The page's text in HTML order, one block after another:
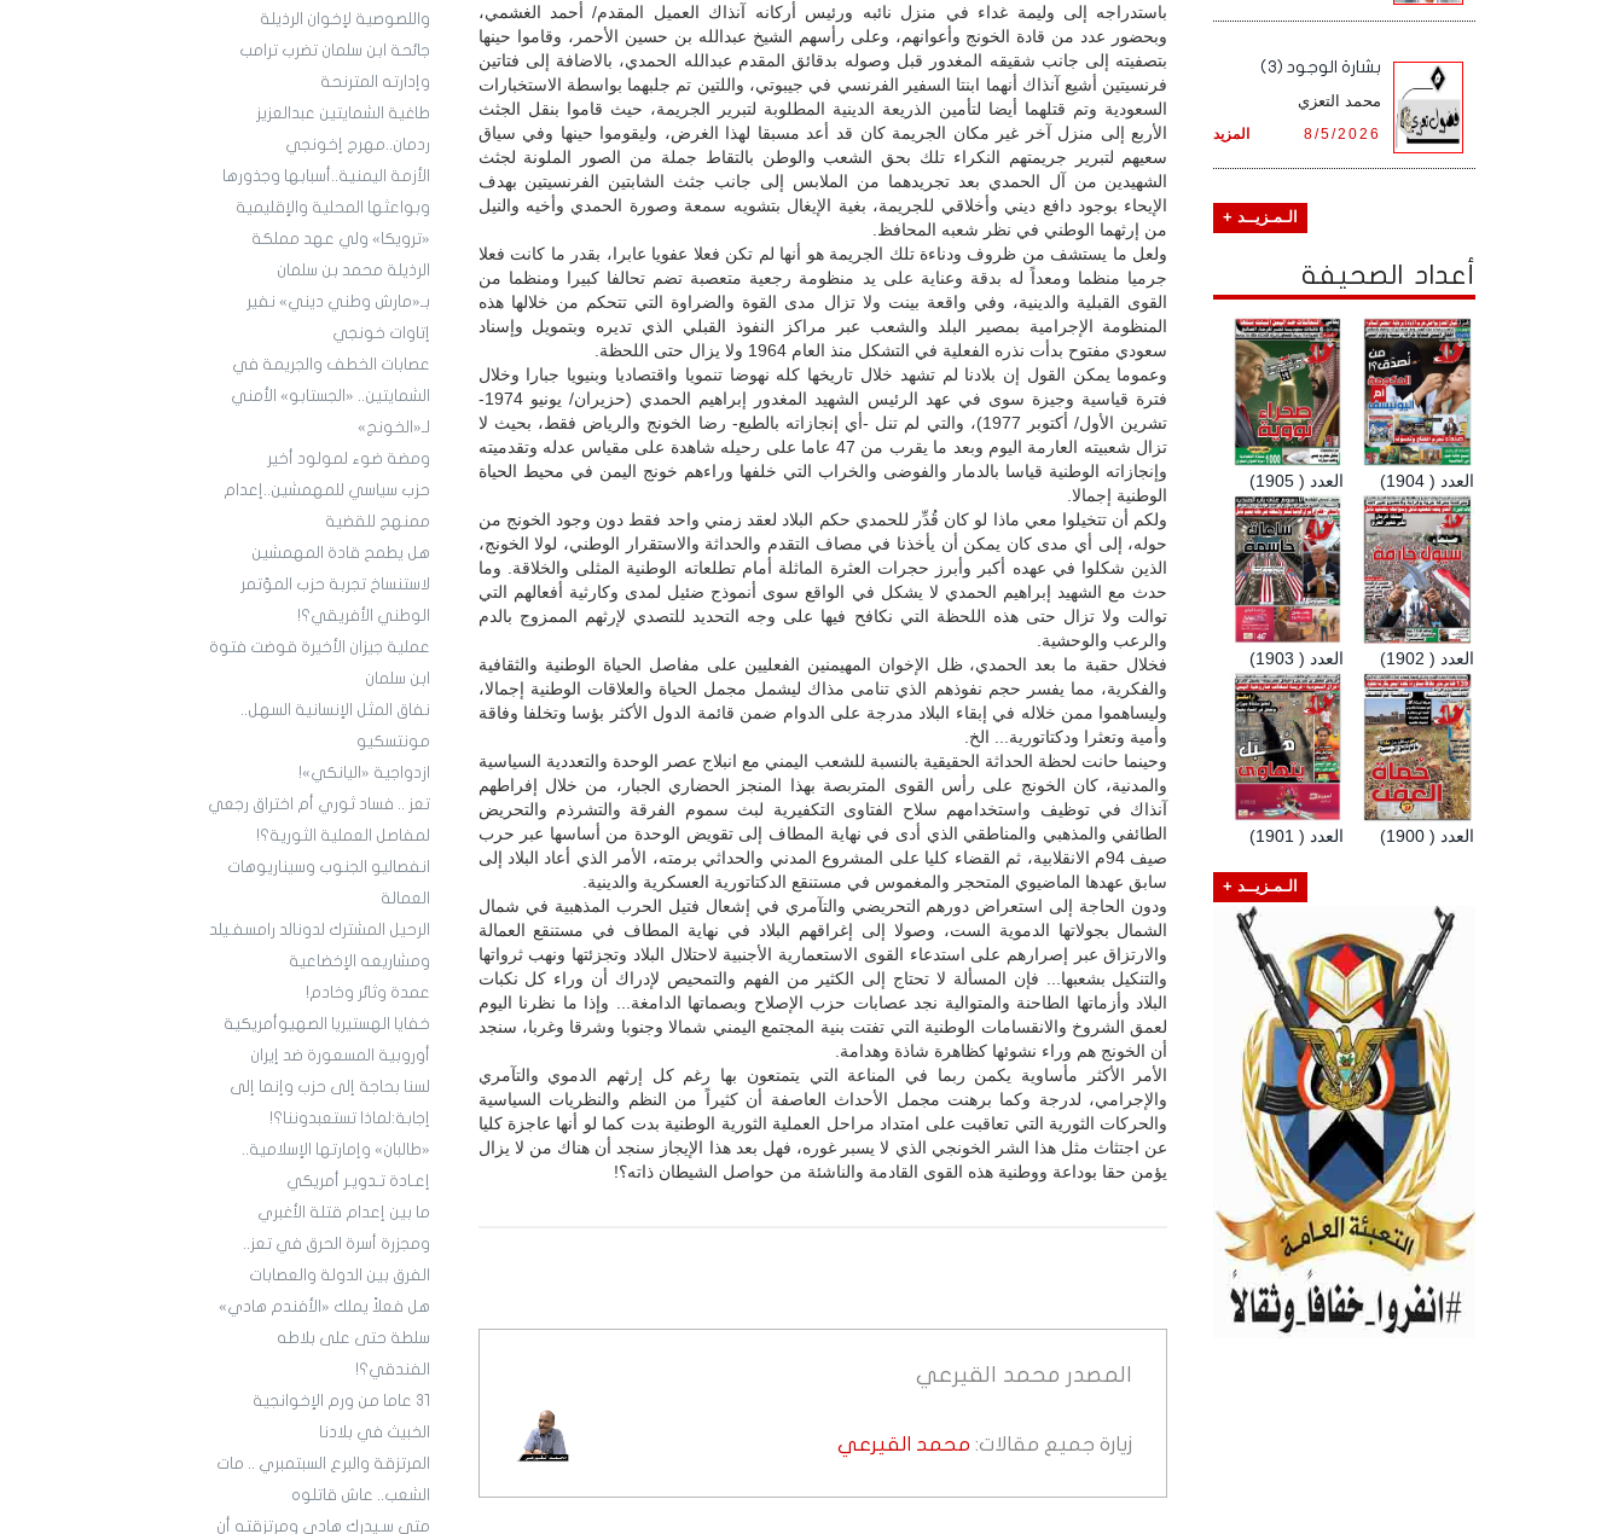
واللصوصية لإخوان الرذيلة
جائحة ابن سلمان تضرب ترامب
وإدارته المترنحة
طاغية الشمايتين عبدالعزيز
ردمان..مهرج إخونجي
الأزمة اليمنية..أسبابها وجذورها
وبواعثها المحلية والإقليمية
«ترويكا» ولي عهد مملكة
الرذيلة محمد بن سلمان
بـ«مارش وطني ديني» نفير
إتاوات خونجي
عصابات الخطف والجريمة في
الشمايتين.. «الجستابو» الأمني
لـ«الخونج»
ومضة ضوء لمولود أخير
حزب سياسي للمهمشين..إعدام
ممنهج للقضية
هل يطمح قادة المهمشين
لاستنساخ تجربة حزب المؤتمر
الوطني الأفريقي؟!
عملية جيزان الأخيرة قوضت فتوة
ابن سلمان
نفاق المثل الإنسانية السهل..
مونتسكيو
ازدواجية «اليانكي»!
تعز .. فساد ثوري أم اختراق رجعي
لمفاصل العملية الثورية؟!
انفصاليو الجنوب وسيناريوهات
العمالة
الرحيل المشترك لدونالد رامسفـيلد
ومشاريعه الإخضاعية
عمدة وثائر وخادم!
خفايا الهستيريا الصهيوأمريكية
أوروبية المسعورة ضد إيران
لسنا بحاجة إلى حزب وإنما إلى
إجابة:لماذا تستعبدوننا؟!
«طالبان» وإمارتها الإسلامية..
إعـادة تـدويـر أمريكي
ما بين إعدام قتلة الأغبري
ومجزرة أسرة الحرق في تعز..
الفرق بين الدولة والعصابات
هل فعلاً يملك «الأفندم هادي»
سلطة حتى على بلاطه
الفندقي؟!
3١ عاما من ورم الإخوانجية
الخبيث في بلادنا
المرتزقة والبرع السبتمبري .. مات
الشعب.. عاش قاتلوه
متى سـيدرك هادي ومرتزقته أن
باستدراجه إلى وليمة غداء في منزل نائبه ورئيس أركانه آنذاك العميل المقدم/ أحمد الغشمي،
وبحضور عدد من قادة الخونج وأعوانهم، وعلى رأسهم الشيخ عبدالله بن حسين الأحمر، وقاموا حينها
بتصفيته إلى جانب شقيقه المغدور قبل وصوله بدقائق المقدم عبدالله الحمدي، بالاضافة إلى فتاتين
فرنسيتين أشيع آنذاك أنهما ابنتا السفير الفرنسي في جيبوتي، واللتين تم جلبهما بواسطة الاستخبارات
السعودية وتم قتلهما أيضا لتأمين الذريعة الدينية المطلوبة لتبرير الجريمة، حيث قاموا بنقل الجثث
الأربع إلى منزل آخر غير مكان الجريمة كان قد أعد مسبقا لهذا الغرض، وليقوموا حينها وفي سياق
سعيهم لتبرير جريمتهم النكراء تلك بحق الشعب والوطن بالتقاط جملة من الصور الملونة لجثث
الشهيدين من آل الحمدي بعد تجريدهما من الملابس إلى جانب جثث الشابتين الفرنسيتين بهدف
الإيحاء بوجود دافع ديني وأخلاقي للجريمة، بغية الإيغال بتشويه سمعة وصورة الحمدي وأخيه والنيل
من إرثهما الوطني في نظر شعبه المحافظ.
ولعل ما يستشف من ظروف ودناءة تلك الجريمة هو أنها لم تكن فعلا عفويا عابرا، بقدر ما كانت فعلا
جرميا منظما ومعداً له بدقة وعناية على يد منظومة رجعية متعصبة تضم تحالفا كبيرا ومنظما من
القوى القبلية والدينية، وفي واقعة بينت ولا تزال مدى القوة والضراوة التي تتحكم من خلالها هذه
المنظومة الإجرامية بمصير البلد والشعب عبر مراكز النفوذ القبلي الذي تديره وبتمويل وإسناد
سعودي مفتوح بدأت نذره الفعلية في التشكل منذ العام 1964 ولا يزال حتى اللحظة.
وعموما يمكن القول إن بلادنا لم تشهد خلال تاريخها كله نهوضا تنمويا واقتصاديا وبنيويا جبارا وخلال
فترة قياسية وجيزة سوى في عهد الرئيس الشهيد المغدور إبراهيم الحمدي (حزيران/ يونيو 1974-
تشرين الأول/ أكتوبر 1977)، والتي لم تنل -أي إنجازاته بالطبع- رضا الخونج والرياض فقط، بحيث لا
تزال شعبيته العارمة اليوم وبعد ما يقرب من 47 عاما على رحيله شاهدة على مقياس عدله وتقدميته
وإنجازاته الوطنية قياسا بالدمار والفوضى والخراب التي خلفها وراءهم خونج اليمن في محيط الحياة
الوطنية إجمالا.
ولكم أن تتخيلوا معي ماذا لو كان قُدِّر للحمدي حكم البلاد لعقد زمني واحد فقط دون وجود الخونج من
حوله، إلى أي مدى كان يمكن أن يأخذنا في مصاف التقدم والحداثة والاستقرار الوطني، لولا الخونج،
الذين شكلوا في عهده أكبر وأبرز حجرات العثرة الماثلة أمام تطلعاته الوطنية المثلى والخلاقة. وما
حدث مع الشهيد إبراهيم الحمدي لا يشكل في الواقع سوى أنموذج ضئيل لمدى وكارثية أفعالهم التي
توالت ولا تزال حتى هذه اللحظة التي نكافح فيها على وجه التحديد للتصدي لإرثهم الممزوج بالدم
والرعب والوحشية.
فخلال حقبة ما بعد الحمدي، ظل الإخوان المهيمنين الفعليين على مفاصل الحياة الوطنية والثقافية
والفكرية، مما يفسر حجم نفوذهم الذي تنامى مذاك ليشمل مجمل الحياة والعلاقات الوطنية إجمالا،
وليساهموا ممن خلاله في إبقاء البلاد مدرجة على الدوام ضمن قائمة الدول الأكثر بؤسا وتخلفا وفاقة
وأمية وتعثرا ودكتاتورية... الخ.
وحينما حانت لحظة الحداثة الحقيقية بالنسبة للشعب اليمني مع انبلاج عصر الوحدة والتعددية السياسية
والمدنية، كان الخونج على رأس القوى المتربصة بهذا المنجز الحضاري الجبار، من خلال إفراطهم
آنذاك في توظيف واستخدامهم سلاح الفتاوى التكفيرية لبث سموم الفرقة والتشرذم والتحريض
الطائفي والمذهبي والمناطقي الذي أدى في نهاية المطاف إلى تقويض الوحدة من أساسها عبر حرب
صيف 94م الانقلابية، ثم القضاء كليا على المشروع المدني والحداثي برمته، الأمر الذي أعاد البلاد إلى
سابق عهدها الماضيوي المتحجر والمغموس في مستنقع الدكتاتورية العسكرية والدينية.
ودون الحاجة إلى استعراض دورهم التحريضي والتآمري في إشعال فتيل الحرب المذهبية في شمال
الشمال بجولاتها الدموية الست، وصولا إلى إغراقهم البلاد في نهاية المطاف في مستنقع العمالة
والارتزاق عبر إصرارهم على استدعاء القوى الاستعمارية الأجنبية لاحتلال البلاد وتجزئتها ونهب ثرواتها
والتنكيل بشعبها... فإن المسألة لا تحتاج إلى الكثير من الفهم والتمحيص لإدراك أن وراء كل نكبات
البلاد وأزماتها الطاحنة والمتوالية نجد عصابات حزب الإصلاح وبصماتها الدامغة... وإذا ما نظرنا اليوم
لعمق الشروخ والانقسامات الوطنية التي تفتت بنية المجتمع اليمني شمالا وجنوبا وشرقا وغربا، سنجد
أن الخونج هم وراء نشوئها كظاهرة شاذة وهدامة.
الأمر الأكثر مأساوية يكمن ربما في المناعة التي يتمتعون بها رغم كل إرثهم الدموي والتآمري
والإجرامي، لدرجة وكما برهنت مجمل الأحداث العاصفة أن كثيراً من النظم والنظريات السياسية
والحركات الثورية التي تعاقبت على امتداد مراحل العملية الثورية الوطنية بدت كما لو أنها عاجزة كليا
عن اجتثاث مثل هذا الشر الخونجي الذي لا يسبر غوره، فهل بعد هذا الإيجاز سنجد أن هناك من لا يزال
يؤمن حقا بوداعة ووطنية هذه القوى القادمة والناشئة من حواصل الشيطان ذاته؟!
المصدر محمد القيرعي
زيارة جميع مقالات: محمد القيرعي
بشارة الوجود (3)
محمد التعزي
المزيد 8/5/2026
الـمـزيــد +
أعداد الصحيفة
العدد ( 1905) العدد ( 1904)
العدد ( 1903) العدد ( 1902)
العدد ( 1901) العدد ( 1900)
الـمـزيــد +